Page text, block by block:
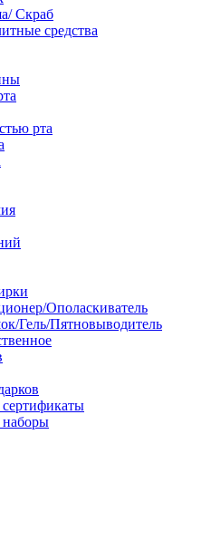
Скраб
средства
рта
Ополаскиватель
Гель/Пятновыводитель